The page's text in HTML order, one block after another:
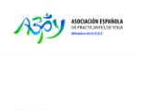
Saltar